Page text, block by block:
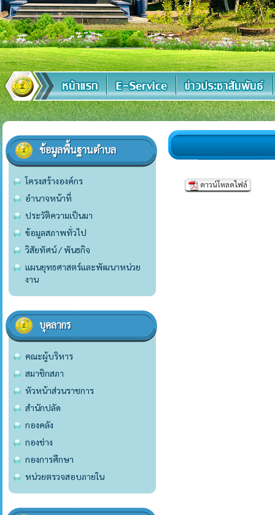
ข้อมูลพื้นฐานตำบล
โครงสร้างองค์กร
อำนาจหน้าที่
ประวัติความเป็นมา
ข้อมูลสภาพทั่วไป
วิสัยทัศน์ / พันธกิจ
แผนยุทธศาสตร์และพัฒนาหน่วย
งาน
บุคลากร
คณะผู้บริหาร
สมาชิกสภา
หัวหน้าส่วนราชการ
สำนักปลัด
กองคลัง
กองช่าง
กองการศึกษา
หน่วยตรวจสอบภายใน
ดาวน์โหลดไฟล์